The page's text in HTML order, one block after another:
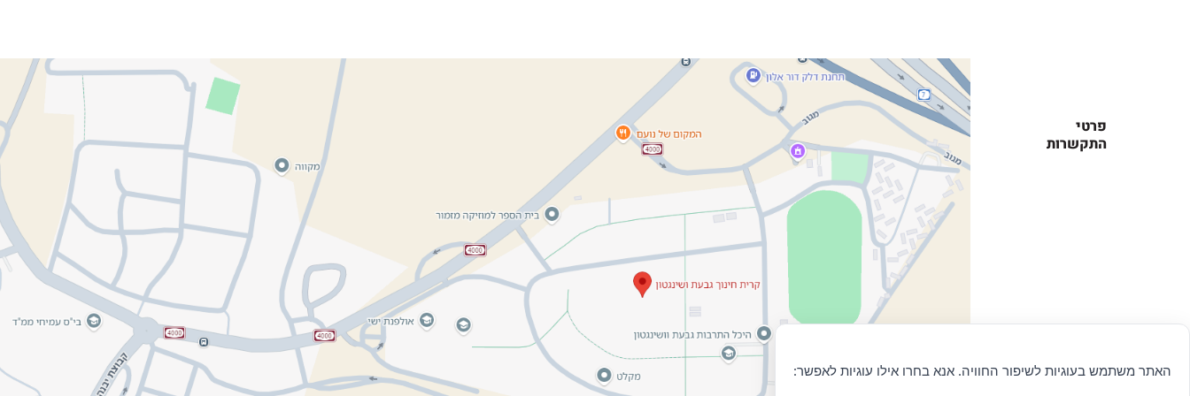
פרטי
התקשרות
האתר משתמש בעוגיות לשיפור החוויה. אנא בחרו אילו עוגיות לאפשר: